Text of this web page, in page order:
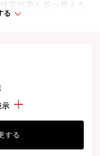
索結果を並べ替える
る
示
する